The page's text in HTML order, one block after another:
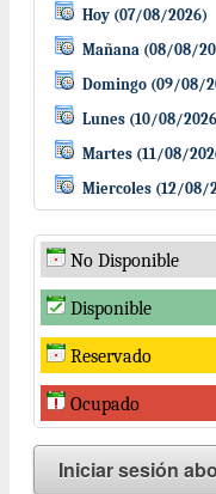
Hoy (07/08/2026)
Mañana (08/08/
Domingo (09/08/
Lunes (10/08/
Martes (11/08/
Miercoles (12/08/
No Disponible
Disponible
Reservado
Ocupado
Iniciar sesión